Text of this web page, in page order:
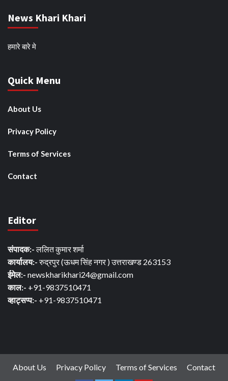
News Khari Khari
हमारे बारे मे
Quick Menu
About Us
Privacy Policy
Terms of Services
Contact
Editor
संपादक:-ललित कुमार शर्मा
कार्यालय:-रुद्रपुर (ऊधम सिंह नगर ) उत्तराखण्ड 263153
ईमेल:- newskharikhari24@gmail.com
काल:- +91-9837510471
व्हाट्सप्प:- +91-9837510471
About Us Privacy Policy Terms of Services Contact